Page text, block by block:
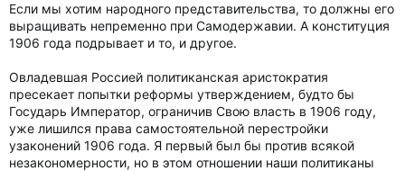
Если мы хотим народного представительства, то должны его
выращивать непременно при Самодержавии. А конституция
1906 года подрывает и то, и другое.
Овладевшая Россией политиканская аристократия
пресекает попытки реформы утверждением, будто бы
Государь Император, ограничив Свою власть в 1906 году,
уже лишился права самостоятельной перестройки
узаконений 1906 года. Я первый был бы против всякой
незакономерности, но в этом отношении наши политиканы